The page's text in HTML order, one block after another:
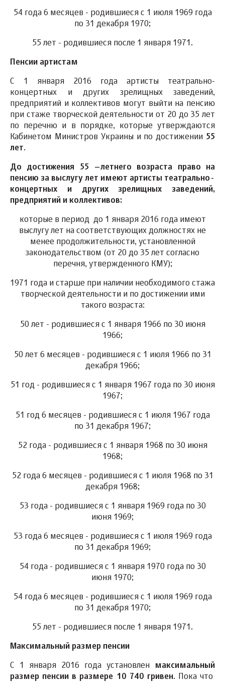
54 года 6 месяцев - родившиеся с 1 июля 1969 года
по 31 декабря 1970;
55 лет - родившиеся после 1 января 1971.
Пенсии артистам
С 1 января 2016 года артисты театрально-
концертных и других зрелищных заведений,
предприятий и коллективов могут выйти на пенсию
при стаже творческой деятельности от 20 до 35 лет
по перечню и в порядке, которые утверждаются
Кабинетом Министров Украины и по достижении 55
лет.
До достижения 55 –летнего возраста право на
пенсию за выслугу лет имеют артисты театрально-
концертных и других зрелищных заведений,
предприятий и коллективов:
которые в период до 1 января 2016 года имеют
выслугу лет на соответствующих должностях не
менее продолжительности, установленной
законодательством (от 20 до 35 лет согласно
перечня, утвержденного КМУ);
1971 года и старше при наличии необходимого стажа
творческой деятельности и по достижении ими
такого возраста:
50 лет - родившиеся с 1 января 1966 по 30 июня
1966;
50 лет 6 месяцев - родившиеся с 1 июля 1966 по 31
декабря 1966;
51 год - родившиеся с 1 января 1967 года по 30 июня
1967;
51 год 6 месяцев - родившиеся с 1 июля 1967 года
по 31 декабря 1967;
52 года - родившиеся с 1 января 1968 по 30 июня
1968;
52 года 6 месяцев - родившиеся с 1 июля 1968 по 31
декабря 1968;
53 года - родившиеся с 1 января 1969 года по 30
июня 1969;
53 года 6 месяцев - родившиеся с 1 июля 1969 года
по 31 декабря 1969;
54 года - родившиеся с 1 января 1970 года по 30
июня 1970;
54 года 6 месяцев - родившиеся с 1 июля 1969 года
по 31 декабря 1970;
55 лет - родившиеся после 1 января 1971.
Максимальный размер пенсии
С 1 января 2016 года установлен
максимальный
размер пенсии в размере 10 740 гривен. Пока что